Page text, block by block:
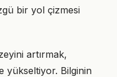
bir yol çizmesi
artırmak,
yükseltiyor. Bilginin